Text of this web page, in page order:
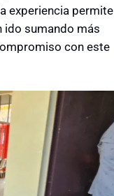
experiencia permite
ido sumando más
con este